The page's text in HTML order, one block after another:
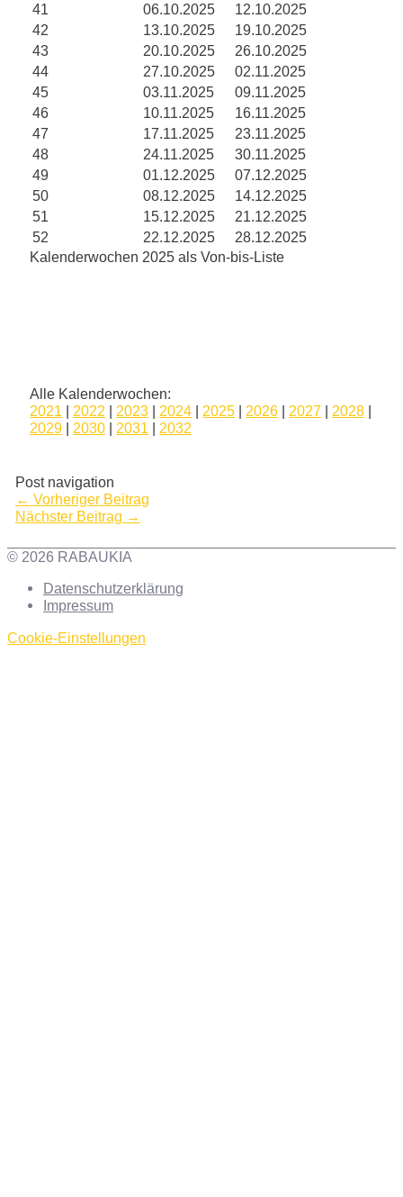
41
06.10.2025
12.10.2025
42
13.10.2025
19.10.2025
43
20.10.2025
26.10.2025
44
27.10.2025
02.11.2025
45
03.11.2025
09.11.2025
46
10.11.2025
16.11.2025
47
17.11.2025
23.11.2025
48
24.11.2025
30.11.2025
49
01.12.2025
07.12.2025
50
08.12.2025
14.12.2025
51
15.12.2025
21.12.2025
52
22.12.2025
28.12.2025
Kalenderwochen 2025 als Von-bis-Liste
Alle Kalenderwochen:
2021 | 2022 | 2023 | 2024 | 2025 | 2026 | 2027 | 2028 |
2029 | 2030 | 2031 | 2032
Post navigation
← Vorheriger Beitrag
Nächster Beitrag →
© 2026 RABAUKIA
Datenschutzerklärung
Impressum
Cookie-Einstellungen